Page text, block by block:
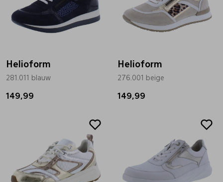
Helioform
281.011 blauw
149,99
Helioform
276.001 beige
149,99